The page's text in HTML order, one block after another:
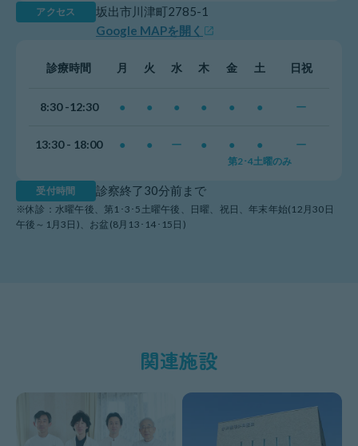
アクセス
坂出市川津町2785-1
Google MAPを開く
診療時間 月 火 水 木 金 土 日祝
8:30 -12:30 ● ● ● ● ● ● ー
13:30 - 18:00 ● ● ー ● ● ●
第2･4土曜のみ
ー
受付時間 診察終了30分前まで
※休診：水曜午後、第1･3･5土曜午後、日曜、祝日、年末年始(12月30日
午後～1月3日)、お盆(8月13･14･15日)
関連施設